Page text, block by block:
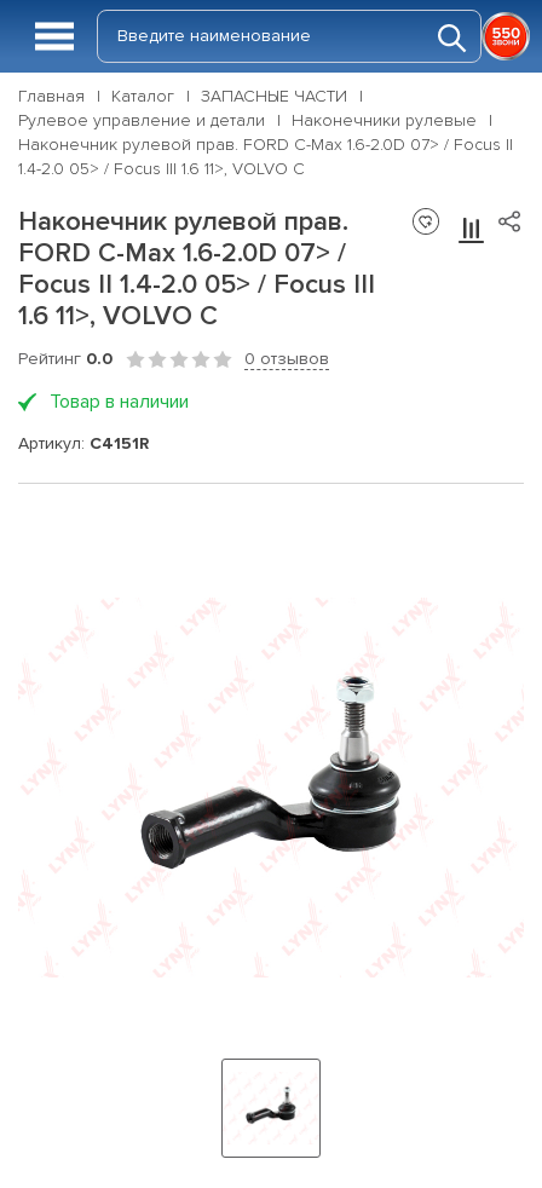
Главная Каталог
ЗАПАСНЫЕ ЧАСТИ
Рулевое управление и детали
Наконечники рулевые
Наконечник рулевой прав. FORD C-Max 1.6-2.0D 07> / Focus II
1.4-2.0 05> / Focus III 1.6 11>, VOLVO C
Наконечник рулевой прав.
FORD C-Max 1.6-2.0D 07> /
Focus II 1.4-2.0 05> / Focus III
1.6 11>, VOLVO C
Рейтинг 0.0 0 отзывов
Товар в наличии
Артикул: C4151R